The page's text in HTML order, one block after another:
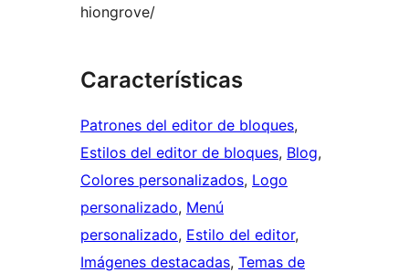
hiongrove/
Características
Patrones del editor de bloques
Estilos del editor de bloques, Blog
Colores personalizados, Logo
personalizado, Menú
personalizado, Estilo del editor
Imágenes destacadas, Temas de